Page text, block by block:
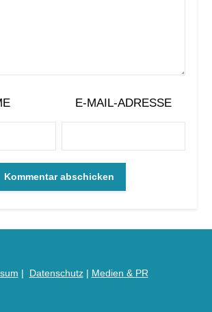
E-MAIL-ADRESSE
| Datenschutz| Medien & PR